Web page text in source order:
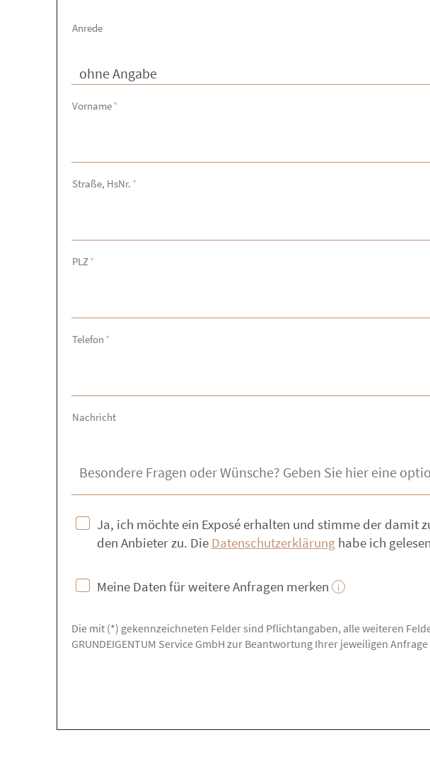
Anrede
Vorname*
Straße, HsNr. *
PLZ*
Telefon *
Nachricht
Ja, ich möchte ein Exposé erhalten und stimme der damit
den Anbieter zu. Die Datenschutzerklärunghabe ich
Meine Daten für weitere Anfragen merken
Die mit (*) gekennzeichneten Felder sind Pflichtangaben, alle weiteren
GRUNDEIGENTUM Service GmbH zur Beantwortung Ihrer jeweiligen